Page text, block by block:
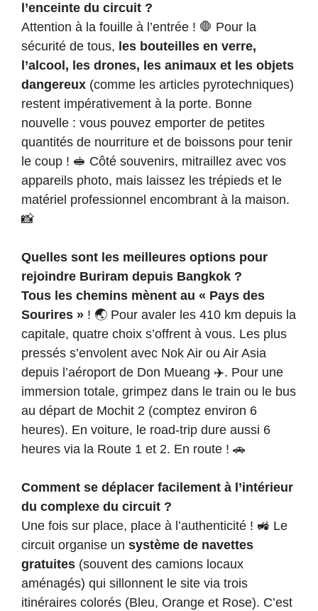
l’enceinte du circuit ?
Attention à la fouille à l’entrée ! 🛑 Pour la
sécurité de tous, les bouteilles en verre,
l’alcool, les drones, les animaux et les objets
dangereux (comme les articles pyrotechniques)
restent impérativement à la porte. Bonne
nouvelle : vous pouvez emporter de petites
quantités de nourriture et de boissons pour tenir
le coup ! 🥪 Côté souvenirs, mitraillez avec vos
appareils photo, mais laissez les trépieds et le
matériel professionnel encombrant à la maison.
📸
Quelles sont les meilleures options pour
rejoindre Buriram depuis Bangkok ?
Tous les chemins mènent au « Pays des
Sourires » ! 🌏 Pour avaler les 410 km depuis la
capitale, quatre choix s’offrent à vous. Les plus
pressés s’envolent avec Nok Air ou Air Asia
depuis l’aéroport de Don Mueang ✈️. Pour une
immersion totale, grimpez dans le train ou le bus
au départ de Mochit 2 (comptez environ 6
heures). En voiture, le road-trip dure aussi 6
heures via la Route 1 et 2. En route ! 🚗
Comment se déplacer facilement à l’intérieur
du complexe du circuit ?
Une fois sur place, place à l’authenticité ! 🚜 Le
circuit organise un système de navettes
gratuites (souvent des camions locaux
aménagés) qui sillonnent le site via trois
itinéraires colorés (Bleu, Orange et Rose). C’est